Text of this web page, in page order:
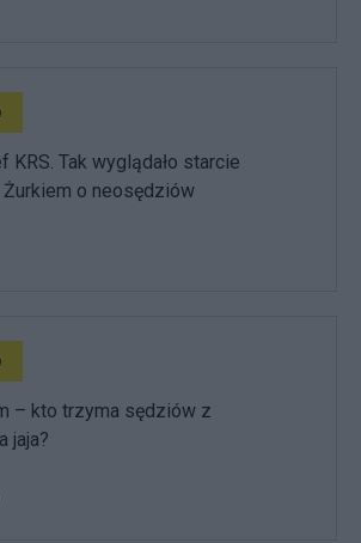
Tak wyglądało starcie
o neosędziów
– kto trzyma sędziów z
jaja?